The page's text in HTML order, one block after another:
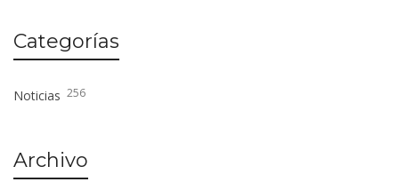
Categorías
Noticias 256
Archivo